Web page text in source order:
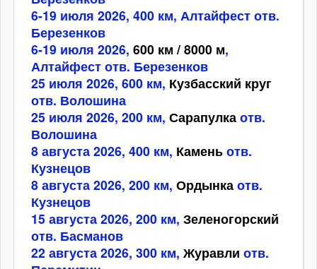
6-19 июля 2026, 400 км, Алтайфест отв.
Березенков
6-19 июля 2026, 600 км / 8000 м,
Алтайфест отв. Березенков
25 июля 2026, 600 км, Кузбасский круг
отв. Волошина
25 июля 2026, 200 км, Сарапулкаотв.
Волошина
8 августа 2026, 400 км, Каменьотв.
Кузнецов
8 августа 2026, 200 км, Ордынкаотв.
Кузнецов
15 августа 2026, 200 км, Зеленогорский
отв. Басманов
22 августа 2026, 300 км, Журавли отв.